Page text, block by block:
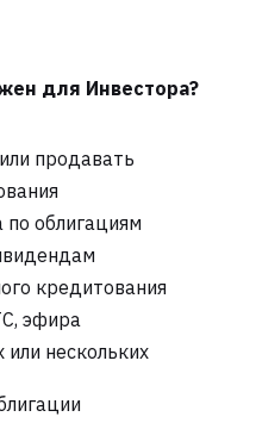
для Инвестора?
продавать
по облигациям
кредитования
эфира
нескольких